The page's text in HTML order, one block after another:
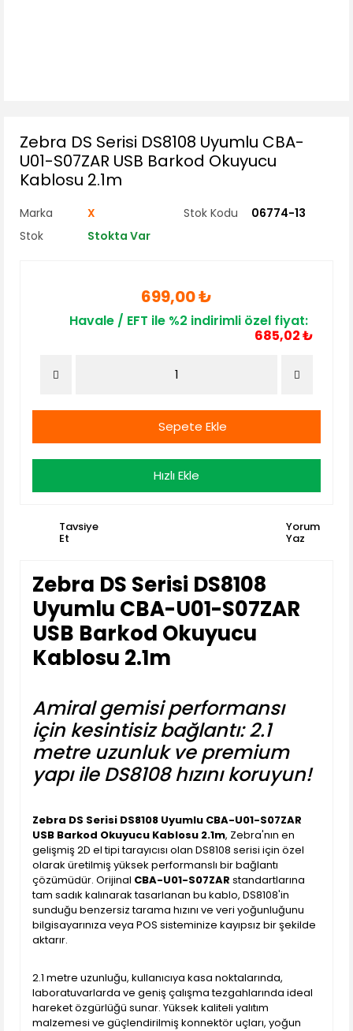
Zebra DS Serisi DS8108 Uyumlu CBA-
U01-S07ZAR USB Barkod Okuyucu
Kablosu 2.1m
Marka X Stok Kodu
06774-13
Stok
Stokta Var
699,00 ₺
Havale / EFT ile %2 indirimli özel fiyat:
685,02 ₺
Sepete Ekle
Hızlı Ekle
Tavsiye
Et
Yorum
Yaz
Zebra DS Serisi DS8108
Uyumlu CBA-U01-S07ZAR
USB Barkod Okuyucu
Kablosu 2.1m
Amiral gemisi performansı
için kesintisiz bağlantı: 2.1
metre uzunluk ve premium
yapı ile DS8108 hızını koruyun!
Zebra DS Serisi DS8108 Uyumlu CBA-U01-S07ZAR
USB Barkod Okuyucu Kablosu 2.1m, Zebra'nın en
gelişmiş 2D el tipi tarayıcısı olan DS8108 serisi için özel
olarak üretilmiş yüksek performanslı bir bağlantı
çözümüdür. Orijinal CBA-U01-S07ZAR standartlarına
tam sadık kalınarak tasarlanan bu kablo, DS8108'in
sunduğu benzersiz tarama hızını ve veri yoğunluğunu
bilgisayarınıza veya POS sisteminize kayıpsız bir şekilde
aktarır.
2.1 metre uzunluğu, kullanıcıya kasa noktalarında,
laboratuvarlarda ve geniş çalışma tezgahlarında ideal
hareket özgürlüğü sunar. Yüksek kaliteli yalıtım
malzemesi ve güçlendirilmiş konnektör uçları, yoğun